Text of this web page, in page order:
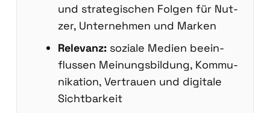
und stra­te­gi­schen Fol­gen für Nut­
zer, Unter­neh­men und Mar­ken
Rele­vanz:sozia­le Medi­en beein­
flus­sen Mei­nungs­bil­dung, Kom­mu­
ni­ka­ti­on, Ver­trau­en und digi­ta­le
Sicht­bar­keit